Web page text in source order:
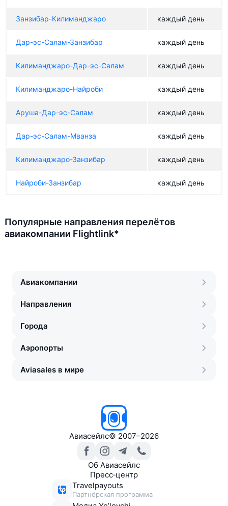
Занзибар-Килиманджаро каждый день
Дар-эс-Салам-Занзибар каждый день
Килиманджаро-Дар-эс-Салам каждый день
Килиманджаро-Найроби каждый день
Аруша-Дар-эс-Салам каждый день
Дар-эс-Салам-Мванза каждый день
Килиманджаро-Занзибар каждый день
Найроби-Занзибар каждый день
Популярные направления перелётов
авиакомпании Flightlink*
Авиакомпании
Направления
Города
Аэропорты
Aviasales в мире
Авиасейлс© 2007–2026
Об Авиасейлс
Пресс‑центр
Travelpayouts
Партнёрская программа